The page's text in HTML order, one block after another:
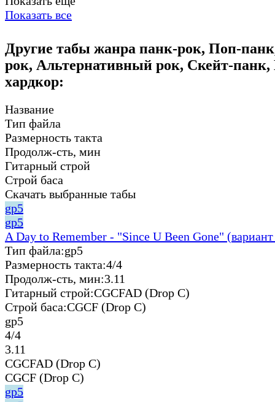
Показать все
Другие табы жанра панк-рок, Поп-
рок, Альтернативный рок, Скейт-
хардкор:
Название
Тип файла
Размерность такта
Продолж-сть, мин
Гитарный строй
Строй баса
Скачать выбранные табы
gp5
gp5
A Day to Remember - "Since U Been Gone"
Тип файла:gp5
Размерность такта:4/4
Продолж-сть, мин:3.11
Гитарный строй:CGCFAD (Drop C)
Строй баса:CGCF (Drop C)
gp5
4/4
3.11
CGCFAD (Drop C)
CGCF (Drop C)
gp5